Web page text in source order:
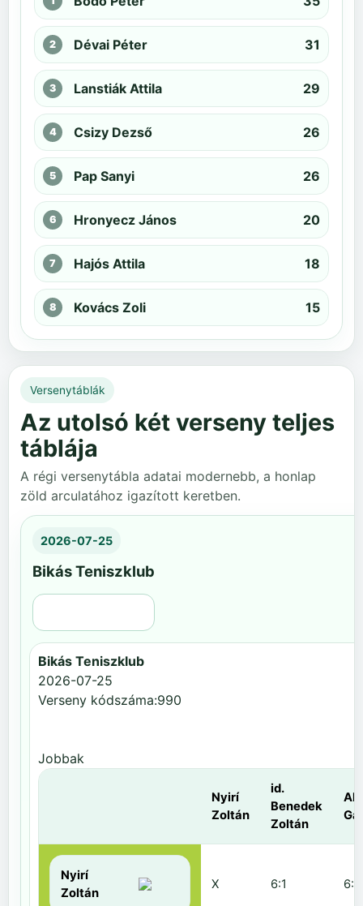
Dévai Péter 31
Lanstiák Attila 29
Csizy Dezső 26
Pap Sanyi 26
Hronyecz János 20
Hajós Attila 18
Kovács Zoli 15
Versenytáblák
Az utolsó két verseny teljes
táblája
A régi versenytábla adatai modernebb, a honlap
zöld arculatához igazított keretben.
2026-07-25
Bikás Teniszklub
Bikás Teniszklub
2026-07-25
Verseny kódszáma:990
Jobbak
Nyirí
Zoltán
id.
Benedek
Zoltán
Nyirí
Zoltán
X 6:1 6:2